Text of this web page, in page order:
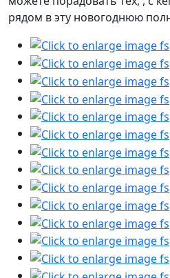
рядом в эту новогоднюю